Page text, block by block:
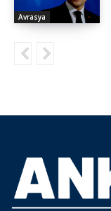
Avrasya